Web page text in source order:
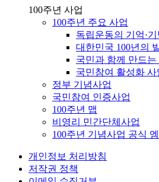
100주년 사업
100주년 주요 사업
독립운동의 기억·기
대한민국 100년의
국민과 함께 만드는
국민참여 활성화 사
정부 기념사업
국민참여 인증사업
100주년 맵
비영리 민간단체사업
100주년 기념사업 공식
개인정보 처리방침
저작권 정책